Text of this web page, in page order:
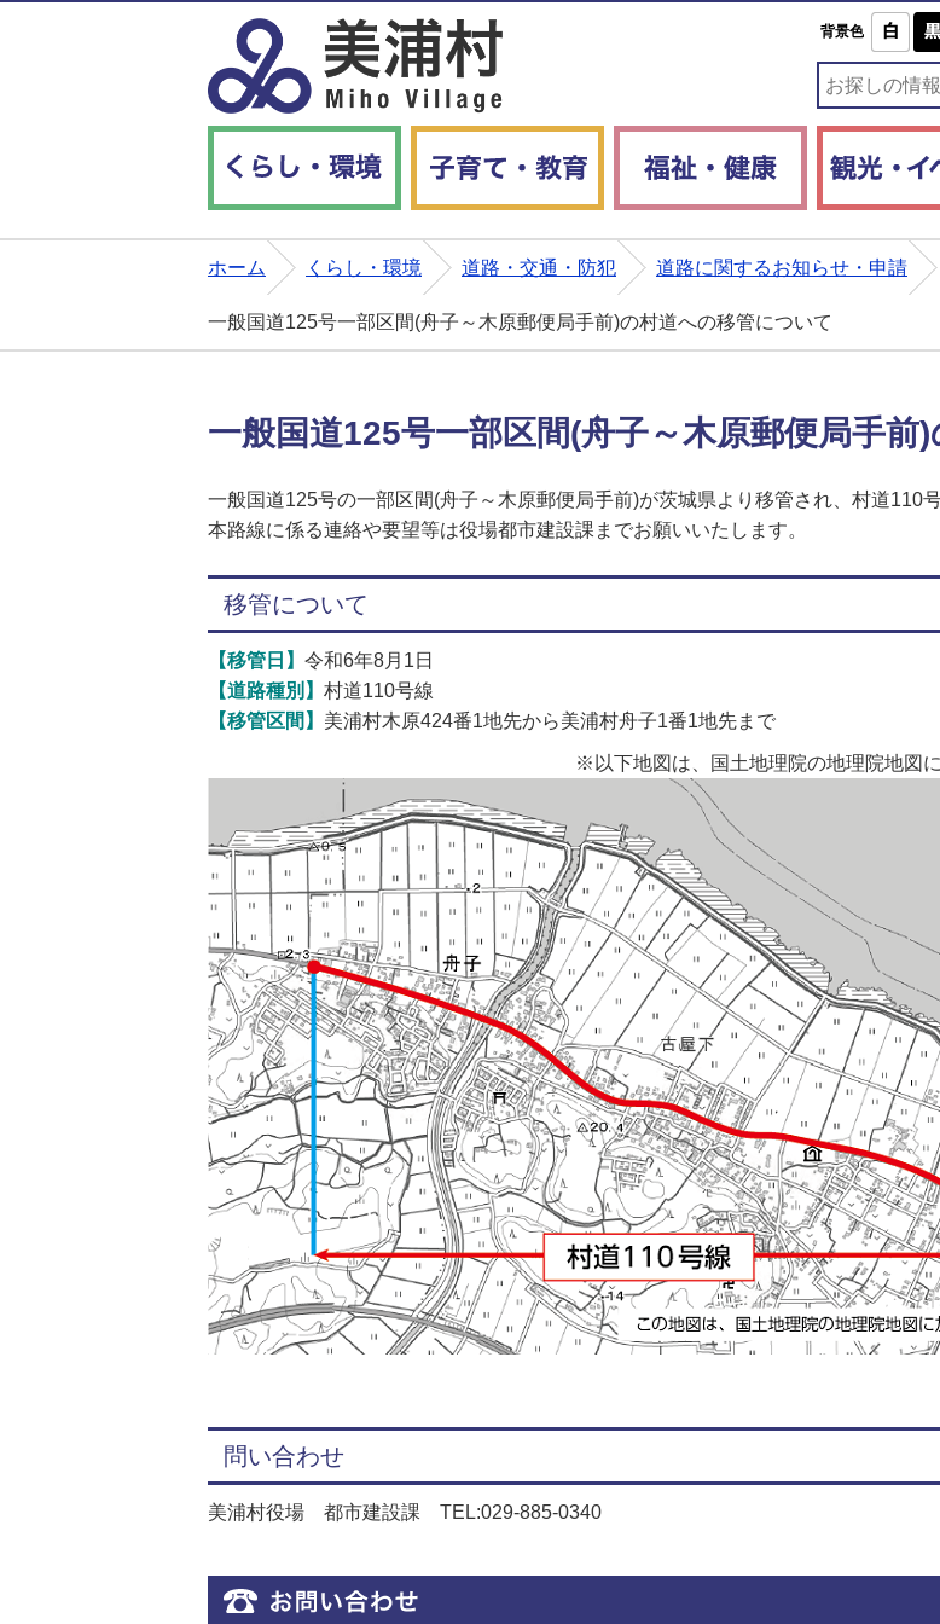
背景色 白
ホーム くらし・環境 道路・交通・防犯 道路に関するお知らせ・申請
一般国道125号一部区間(舟子～木原郵便局手前)の村道への移管について
一般国道125号一部区間(舟子～木原郵便局手前
一般国道125号の一部区間(舟子～木原郵便局手前)が茨城県より移管され、村道110
本路線に係る連絡や要望等は役場都市建設課までお願いいたします。
移管について
【移管日】 令和6年8月1日
【道路種別】 村道110号線
【移管区間】 美浦村木原424番1地先から美浦村舟子1番1地先まで
※以下地図は、国土地理院の地理院地図
問い合わせ
美浦村役場 都市建設課 TEL:029-885-0340